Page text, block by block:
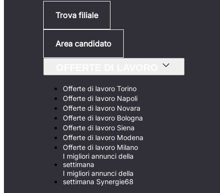
Trova filiale
Area candidato
Offerte di lavoro Torino
Offerte di lavoro Napoli
Offerte di lavoro Novara
Offerte di lavoro Bologna
Offerte di lavoro Siena
Offerte di lavoro Modena
Offerte di lavoro Milano
I migliori annunci della
settimana
I migliori annunci della
settimana Synergie68